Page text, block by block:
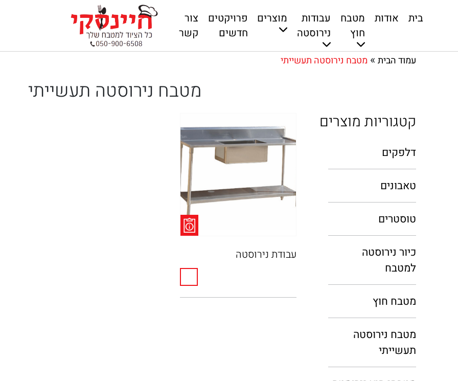
בית אודות
מטבח
חוץ
עבודות
נירוסטה
מוצרים
פרויקטים
חדשים
צור
קשר
עמוד הבית » מטבח נירוסטה תעשייתי
מטבח נירוסטה תעשייתי
קטגוריות מוצרים
דלפקים
טאבונים
טוסטרים
כיור נירוסטה
למטבח
מטבח חוץ
מטבח נירוסטה
תעשייתי
עבודת נירוסטה